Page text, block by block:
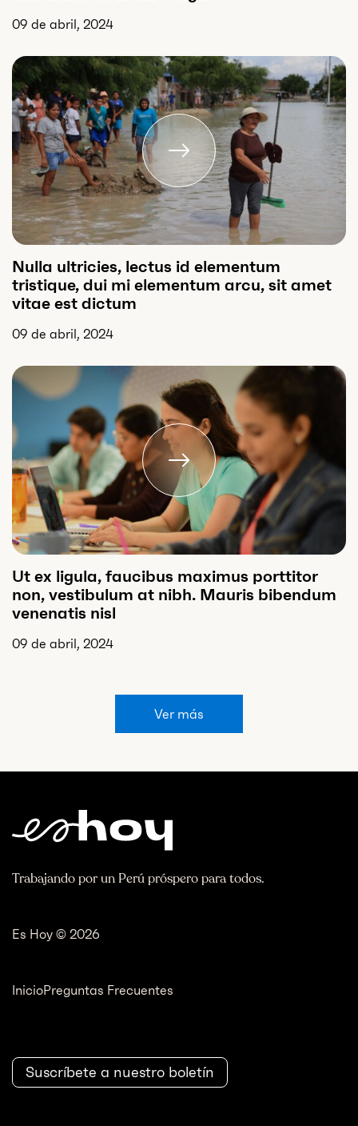
09 de abril, 2024
Nulla ultricies, lectus id elementum
tristique, dui mi elementum arcu, sit amet
vitae est dictum
09 de abril, 2024
Ut ex ligula, faucibus maximus porttitor
non, vestibulum at nibh. Mauris bibendum
venenatis nisl
09 de abril, 2024
Ver más
Trabajando por un Perú próspero para todos.
Es Hoy © 2026
InicioPreguntas Frecuentes
Suscríbete a nuestro boletín